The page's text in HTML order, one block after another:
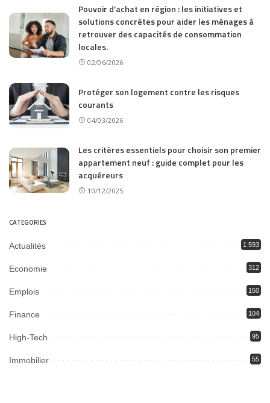
Pouvoir d’achat en région : les initiatives et
solutions concrètes pour aider les ménages à
retrouver des capacités de consommation
locales.
02/06/2026
Protéger son logement contre les risques
courants
04/03/2026
Les critères essentiels pour choisir son premier
appartement neuf : guide complet pour les
acquéreurs
10/12/2025
CATEGORIES
Actualités 1 593
Economie 312
Emplois 150
Finance 104
High-Tech 95
Immobilier 55